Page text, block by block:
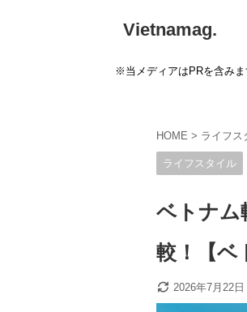
Vietnamag.
※当メディアはPRを含みま
HOME > ライフス
ライフスタイル
ベトナム
較！【ベ
2026年7月22日